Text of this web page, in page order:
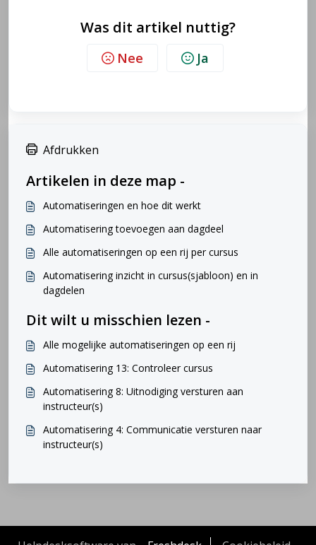
Was dit artikel nuttig?
Nee Ja
Afdrukken
Artikelen in deze map -
Automatiseringen en hoe dit werkt
Automatisering toevoegen aan dagdeel
Alle automatiseringen op een rij per cursus
Automatisering inzicht in cursus(sjabloon) en in
dagdelen
Dit wilt u misschien lezen -
Alle mogelijke automatiseringen op een rij
Automatisering 13: Controleer cursus
Automatisering 8: Uitnodiging versturen aan
instructeur(s)
Automatisering 4: Communicatie versturen naar
instructeur(s)